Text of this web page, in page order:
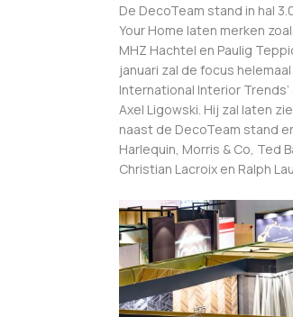
De DecoTeam stand in hal
Your Home laten merken
MHZ Hachtel en Paulig
januari zal de focus
International Interior
Axel Ligowski. Hij zal laten
naast de DecoTeam stand
Harlequin, Morris & Co, Ted
Christian Lacroix en Ralph